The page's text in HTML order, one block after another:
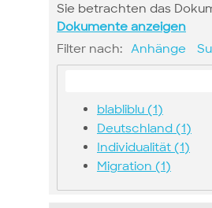
Sie betrachten das
Dokumente anzeigen
Filter nach: Anhänge
blabliblu (1)
Deutschland (1)
Individualität (1)
Migration (1)